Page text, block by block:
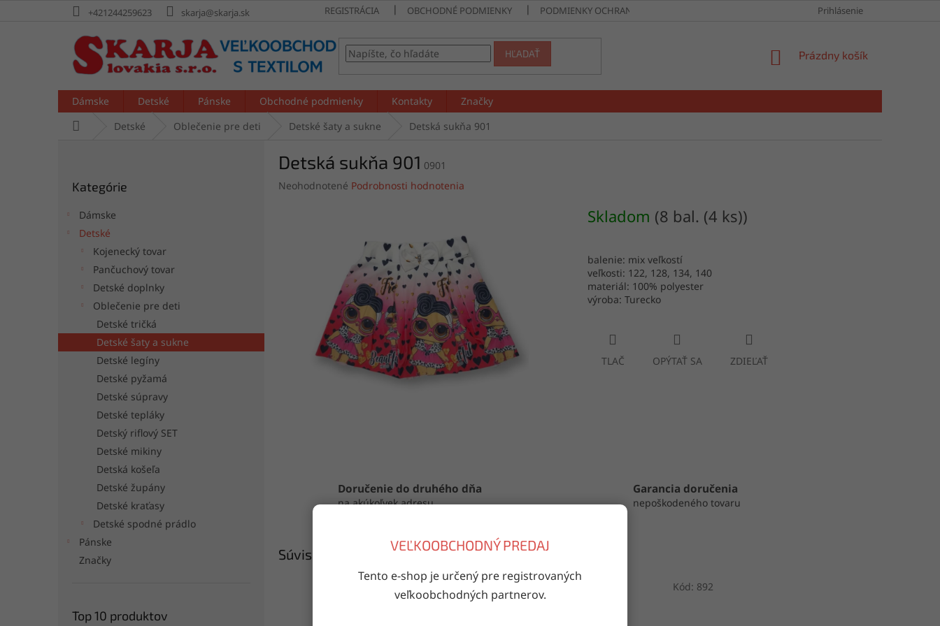
VEĽKOOBCHODNÝ PREDAJ
Tento e-shop je určený pre registrovaných
veľkoobchodných partnerov.
+421244259623 skarja@skarja.sk REGISTRÁCIA OBCHODNÉ PODMIENKY PODMIENKY OCHRANY OSOBNÝCH ÚDAJOV Prihlásenie
HĽADAŤ
NÁKUPNÝ
Prázdny košík
Dámske Detské Pánske Obchodné podmienky Kontakty
Značky
DomovDetské Oblečenie pre deti Detské šaty a sukne Detská sukňa 901
kategórie
Kategórie
Dámske
Detské
Kojenecký tovar
Pančuchový tovar
Detské doplnky
Oblečenie pre deti
Detské tričká
Detské šaty a sukne
Detské legíny
Detské pyžamá
Detské súpravy
Detské tepláky
Detský riflový SET
Detské mikiny
Detská košeľa
Detské župány
Detské kraťasy
Detské spodné prádlo
Pánske
Značky
Top 10 produktov
Detská sukňa 901 0901
Priemerné
Neohodnotené Podrobnosti hodnotenia
Skladom (8 bal. (4 ks))
balenie: mix veľkostí
veľkosti: 122, 128, 134, 140
materiál: 100% polyester
výroba: Turecko
TLAČ OPÝTAŤ SA ZDIEĽAŤ
Doručenie do druhého dňa
na akúkoľvek adresu
Garancia doručenia
nepoškodeného tovaru
Súvisiaci tovar
0892 901 Kód: 892